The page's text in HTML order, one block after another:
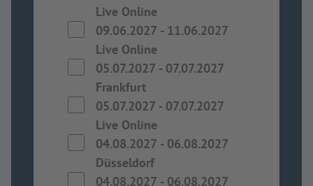
Live Online
09.06.2027 - 11.06.2027
Live Online
05.07.2027 - 07.07.2027
Frankfurt
05.07.2027 - 07.07.2027
Live Online
04.08.2027 - 06.08.2027
Düsseldorf
04.08.2027 - 06.08.2027